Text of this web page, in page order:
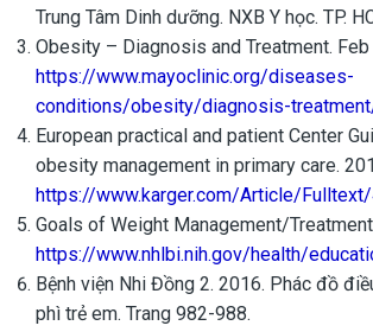
Trung Tâm Dinh dưỡng. NXB Y học. TP.
Obesity – Diagnosis and Treatment. Feb
https://www.mayoclinic.org/diseases-
conditions/obesity/diagnosis-
European practical and patient Center
obesity management in primary care.
https://www.karger.com/Article/
Goals of Weight Management/
https://www.nhlbi.nih.gov/health/
Bệnh viện Nhi Đồng 2. 2016. Phác đồ
phì trẻ em. Trang 982-988.